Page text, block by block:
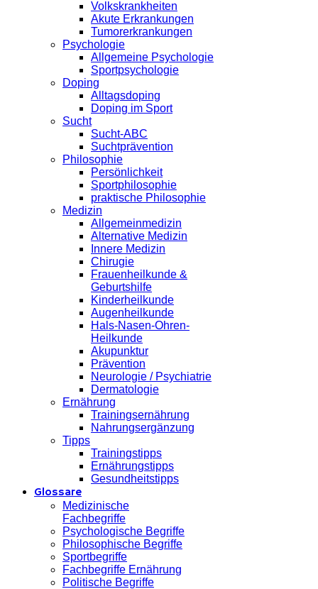
Volkskrankheiten
Akute Erkrankungen
Tumorerkrankungen
Psychologie
Allgemeine Psychologie
Sportpsychologie
Doping
Alltagsdoping
Doping im Sport
Sucht
Sucht-ABC
Suchtprävention
Philosophie
Persönlichkeit
Sportphilosophie
praktische Philosophie
Medizin
Allgemeinmedizin
Alternative Medizin
Innere Medizin
Chirugie
Frauenheilkunde &
Geburtshilfe
Kinderheilkunde
Augenheilkunde
Hals-Nasen-Ohren-
Heilkunde
Akupunktur
Prävention
Neurologie / Psychiatrie
Dermatologie
Ernährung
Trainingsernährung
Nahrungsergänzung
Tipps
Trainingstipps
Ernährungstipps
Gesundheitstipps
Glossare
Medizinische
Fachbegriffe
Psychologische Begriffe
Philosophische Begriffe
Sportbegriffe
Fachbegriffe Ernährung
Politische Begriffe